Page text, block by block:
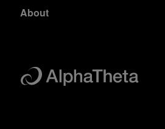
About